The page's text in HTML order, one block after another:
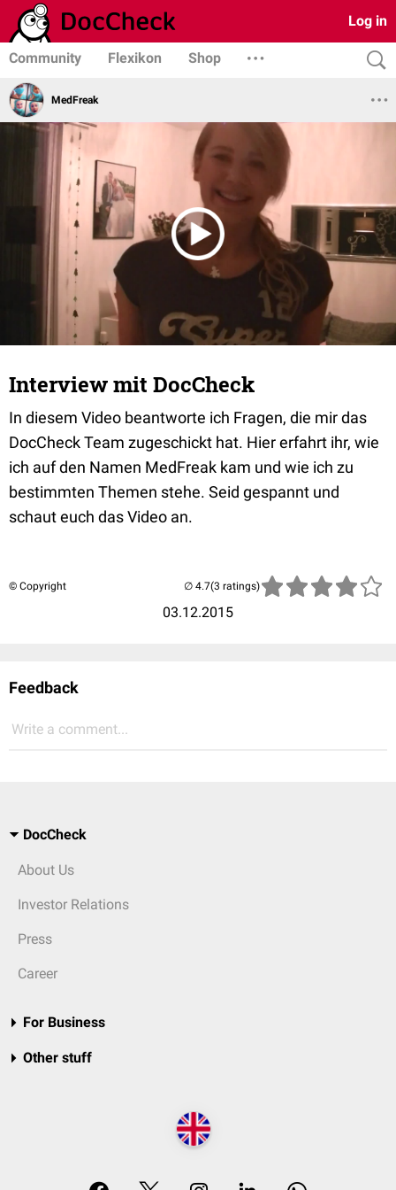
Log in
Community Flexikon Shop
MedFreak
Interview mit DocCheck
In diesem Video beantworte ich Fragen, die mir das
DocCheck Team zugeschickt hat. Hier erfahrt ihr, wie
ich auf den Namen MedFreak kam und wie ich zu
bestimmten Themen stehe. Seid gespannt und
schaut euch das Video an.
© Copyright
03.12.2015
(3 ratings)
Feedback
Write a comment...
DocCheck
About Us
Investor Relations
Press
Career
For Business
Other stuff